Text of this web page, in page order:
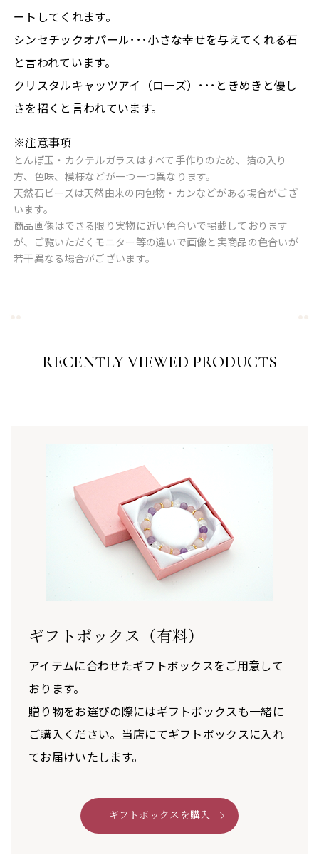
ートしてくれます。
シンセチックオパール･･･小さな幸せを与えてくれる石
と言われています。
クリスタルキャッツアイ（ローズ）･･･ときめきと優し
さを招くと言われています。
※注意事項
とんぼ玉・カクテルガラスはすべて手作りのため、箔の入り
方、色味、模様などが一つ一つ異なります。
天然石ビーズは天然由来の内包物・カンなどがある場合がござ
います。
商品画像はできる限り実物に近い色合いで掲載しております
が、ご覧いただくモニター等の違いで画像と実商品の色合いが
若干異なる場合がございます。
RECENTLY VIEWED PRODUCTS
ギフトボックス（有料）
アイテムに合わせたギフトボックスをご用意して
おります。
贈り物をお選びの際にはギフトボックスも一緒に
ご購入ください。当店にてギフトボックスに入れ
てお届けいたします。
ギフトボックスを購入